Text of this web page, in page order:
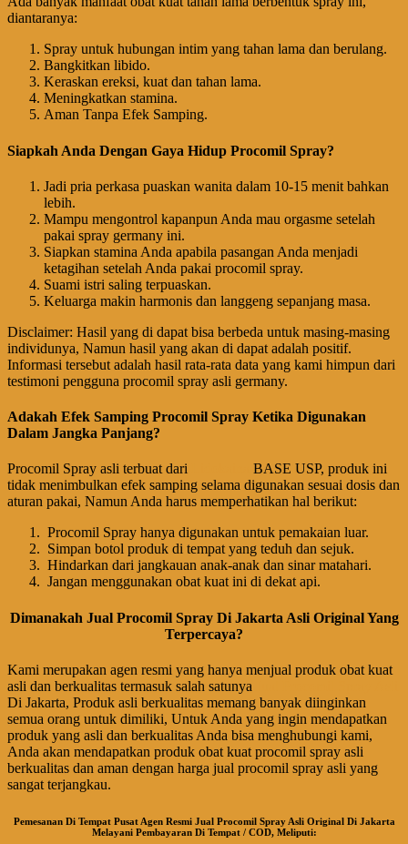
diantaranya:
Spray untuk hubungan intim yang tahan lama dan berulang.
Bangkitkan libido.
Keraskan ereksi, kuat dan tahan lama.
Meningkatkan stamina.
Aman Tanpa Efek Samping.
Siapkah Anda Dengan Gaya Hidup Procomil Spray?
Jadi pria perkasa puaskan wanita dalam 10-15 menit bahkan
lebih.
Mampu mengontrol kapanpun Anda mau orgasme setelah
pakai spray germany ini.
Siapkan stamina Anda apabila pasangan Anda menjadi
ketagihan setelah Anda pakai procomil spray.
Suami istri saling terpuaskan.
Keluarga makin harmonis dan langgeng sepanjang masa.
Disclaimer: Hasil yang di dapat bisa berbeda untuk masing-masing
individunya, Namun hasil yang akan di dapat adalah positif.
Informasi tersebut adalah hasil rata-rata data yang kami himpun dari
testimoni pengguna procomil spray asli germany.
Adakah Efek Samping Procomil Spray Ketika Digunakan
Dalam Jangka Panjang?
Procomil Spray asli terbuat dari
BASE USP, produk ini
tidak menimbulkan efek samping selama digunakan sesuai dosis dan
aturan pakai, Namun Anda harus memperhatikan hal berikut:
Procomil Spray hanya digunakan untuk pemakaian luar.
Simpan botol produk di tempat yang teduh dan sejuk.
Hindarkan dari jangkauan anak-anak dan sinar matahari.
Jangan menggunakan obat kuat ini di dekat api.
Dimanakah Jual Procomil Spray Di Jakarta Asli Original Yang
Terpercaya?
Kami merupakan agen resmi yang hanya menjual produk obat kuat
asli dan berkualitas termasuk salah satunya
Di Jakarta, Produk asli berkualitas memang banyak diinginkan
semua orang untuk dimiliki, Untuk Anda yang ingin mendapatkan
produk yang asli dan berkualitas Anda bisa menghubungi kami,
Anda akan mendapatkan produk obat kuat procomil spray asli
berkualitas dan aman dengan harga jual procomil spray asli yang
sangat terjangkau.
Pemesanan Di Tempat Pusat Agen Resmi Jual Procomil Spray Asli Original Di Jakarta
Melayani Pembayaran Di Tempat / COD, Meliputi: